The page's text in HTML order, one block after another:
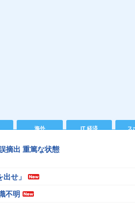
海外 IT 経済 ス
摘出 重篤な状態
せ」
不明